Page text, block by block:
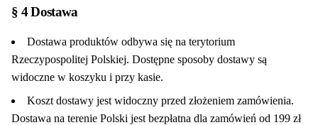
§ 4 Dostawa
Dostawa produktów odbywa się na terytorium
Rzeczypospolitej Polskiej. Dostępne sposoby dostawy są
widoczne w koszyku i przy kasie.
Koszt dostawy jest widoczny przed złożeniem zamówienia.
Dostawa na terenie Polski jest bezpłatna dla zamówień od 199 zł